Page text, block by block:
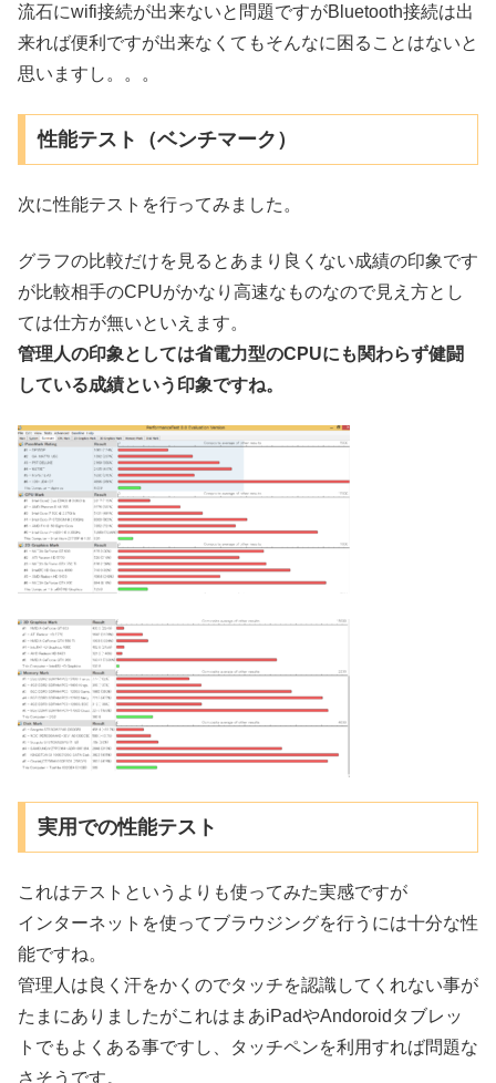
流石にwifi接続が出来ないと問題ですがBluetooth接続は出
来れば便利ですが出来なくてもそんなに困ることはないと
思いますし。。。
性能テスト（ベンチマーク）
次に性能テストを行ってみました。
グラフの比較だけを見るとあまり良くない成績の印象です
が比較相手のCPUがかなり高速なものなので見え方とし
ては仕方が無いといえます。
管理人の印象としては省電力型のCPUにも関わらず健闘
している成績という印象ですね。
実用での性能テスト
これはテストというよりも使ってみた実感ですが
インターネットを使ってブラウジングを行うには十分な性
能ですね。
管理人は良く汗をかくのでタッチを認識してくれない事が
たまにありましたがこれはまあiPadやAndoroidタブレッ
トでもよくある事ですし、タッチペンを利用すれば問題な
さそうです。